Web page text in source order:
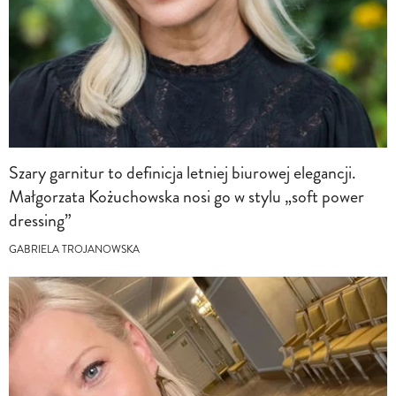
Szary garnitur to definicja letniej biurowej elegancji.
Małgorzata Kożuchowska nosi go w stylu „soft power
dressing”
GABRIELA TROJANOWSKA